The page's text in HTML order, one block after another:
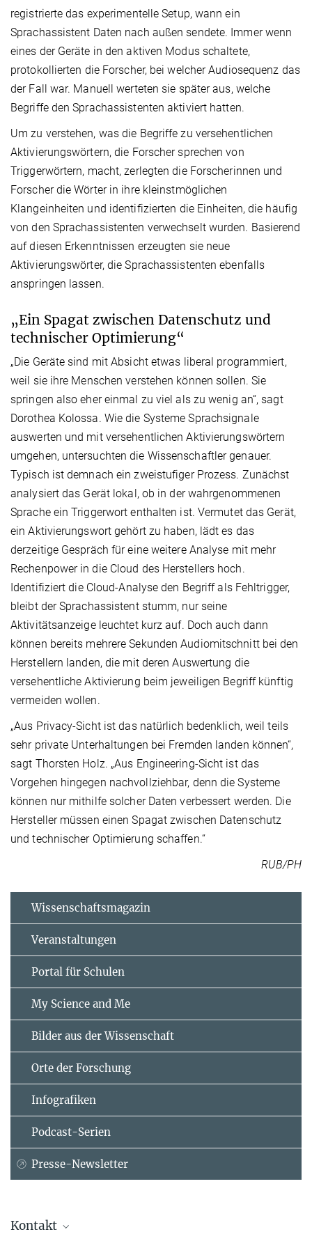
registrierte das experimentelle Setup, wann ein
Sprachassistent Daten nach außen sendete. Immer wenn
eines der Geräte in den aktiven Modus schaltete,
protokollierten die Forscher, bei welcher Audiosequenz das
der Fall war. Manuell werteten sie später aus, welche
Begriffe den Sprachassistenten aktiviert hatten.
Um zu verstehen, was die Begriffe zu versehentlichen
Aktivierungswörtern, die Forscher sprechen von
Triggerwörtern, macht, zerlegten die Forscherinnen und
Forscher die Wörter in ihre kleinstmöglichen
Klangeinheiten und identifizierten die Einheiten, die häufig
von den Sprachassistenten verwechselt wurden. Basierend
auf diesen Erkenntnissen erzeugten sie neue
Aktivierungswörter, die Sprachassistenten ebenfalls
anspringen lassen.
„Ein Spagat zwischen Datenschutz und
technischer Optimierung“
„Die Geräte sind mit Absicht etwas liberal programmiert,
weil sie ihre Menschen verstehen können sollen. Sie
springen also eher einmal zu viel als zu wenig an“, sagt
Dorothea Kolossa. Wie die Systeme Sprachsignale
auswerten und mit versehentlichen Aktivierungswörtern
umgehen, untersuchten die Wissenschaftler genauer.
Typisch ist demnach ein zweistufiger Prozess. Zunächst
analysiert das Gerät lokal, ob in der wahrgenommenen
Sprache ein Triggerwort enthalten ist. Vermutet das Gerät,
ein Aktivierungswort gehört zu haben, lädt es das
derzeitige Gespräch für eine weitere Analyse mit mehr
Rechenpower in die Cloud des Herstellers hoch.
Identifiziert die Cloud-Analyse den Begriff als Fehltrigger,
bleibt der Sprachassistent stumm, nur seine
Aktivitätsanzeige leuchtet kurz auf. Doch auch dann
können bereits mehrere Sekunden Audiomitschnitt bei den
Herstellern landen, die mit deren Auswertung die
versehentliche Aktivierung beim jeweiligen Begriff künftig
vermeiden wollen.
„Aus Privacy-Sicht ist das natürlich bedenklich, weil teils
sehr private Unterhaltungen bei Fremden landen können“,
sagt Thorsten Holz. „Aus Engineering-Sicht ist das
Vorgehen hingegen nachvollziehbar, denn die Systeme
können nur mithilfe solcher Daten verbessert werden. Die
Hersteller müssen einen Spagat zwischen Datenschutz
und technischer Optimierung schaffen.“
RUB/PH
Wissenschaftsmagazin
Veranstaltungen
Portal für Schulen
My Science and Me
Bilder aus der Wissenschaft
Orte der Forschung
Infografiken
Podcast-Serien
Presse-Newsletter
Kontakt